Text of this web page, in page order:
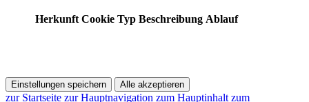
Herkunft Cookie Typ Beschreibung Ablauf
Einstellungen speichern Alle akzeptieren
zur Startseite zur Hauptnavigation zum Hauptinhalt zum